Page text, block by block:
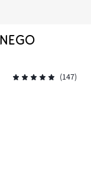
(147)